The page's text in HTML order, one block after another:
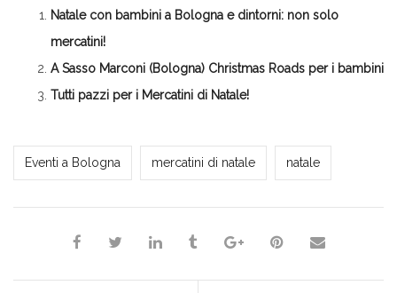
in
una
finestra)
in
nuova
finestra)
apre
in
apre
in nuova
Natale con bambini a Bologna e dintorni: non solo
mercatini!
A Sasso Marconi (Bologna) Christmas Roads per i bambini
Tutti pazzi per i Mercatini di Natale!
Milena Marchioni
Eventi a Bologna
mercatini di natale natale